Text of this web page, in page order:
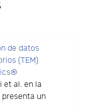
de datos
(TEM)
et al. en la
un